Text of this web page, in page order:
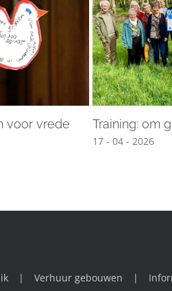
voor vrede
Training: om
17 - 04 - 2026
Verhuur gebouwen